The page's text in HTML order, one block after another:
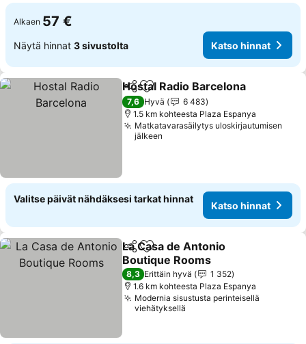
Alkaen 57 €
Näytä hinnat 3 sivustolta Katso hinnat
Jaa Lisää suosikkeihin
Hostal Radio Barcelona
7,6 Hyvä
6 483
1.5 km kohteesta Plaza Espanya
Matkatavarasäilytys uloskirjautumisen
jälkeen
Valitse päivät nähdäksesi tarkat hinnat
Katso hinnat
Jaa Lisää suosikkeihin
La Casa de Antonio
Boutique Rooms
Katso hinnat
8,3 Erittäin hyvä
1 352
1.6 km kohteesta Plaza Espanya
Modernia sisustusta perinteisellä
viehätyksellä